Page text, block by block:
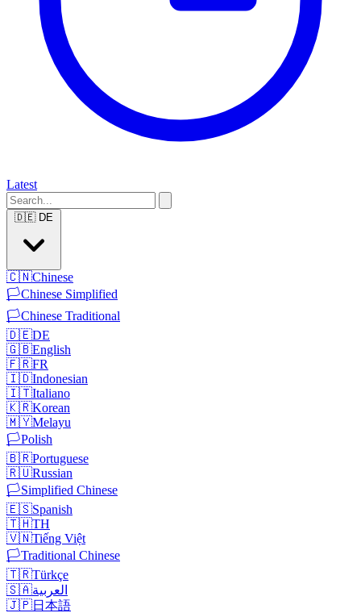
Latest
🇩🇪 DE
🇨🇳Chinese
🏳️Chinese Simplified
🏳️Chinese Traditional
🇩🇪DE
🇬🇧English
🇫🇷FR
🇮🇩Indonesian
🇮🇹Italiano
🇰🇷Korean
🇲🇾Melayu
🏳️Polish
🇧🇷Portuguese
🇷🇺Russian
🏳️Simplified Chinese
🇪🇸Spanish
🇹🇭TH
🇻🇳Tiếng Việt
🏳️Traditional Chinese
🇹🇷Türkçe
🇸🇦العربية
🇯🇵日本語